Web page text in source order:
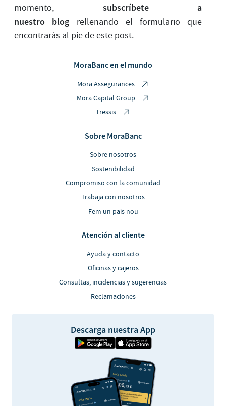
momento, subscríbete a
nuestro blog rellenando el formulario que
encontrarás al pie de este post.
MoraBanc en el mundo
Mora Assegurances
Mora Capital Group
Tressis
Sobre MoraBanc
Sobre nosotros
Sostenibilidad
Compromiso con la comunidad
Trabaja con nosotros
Fem un país nou
Atención al cliente
Ayuda y contacto
Oficinas y cajeros
Consultas, incidencias y sugerencias
Reclamaciones
Descarga nuestra App